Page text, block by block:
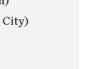
City)